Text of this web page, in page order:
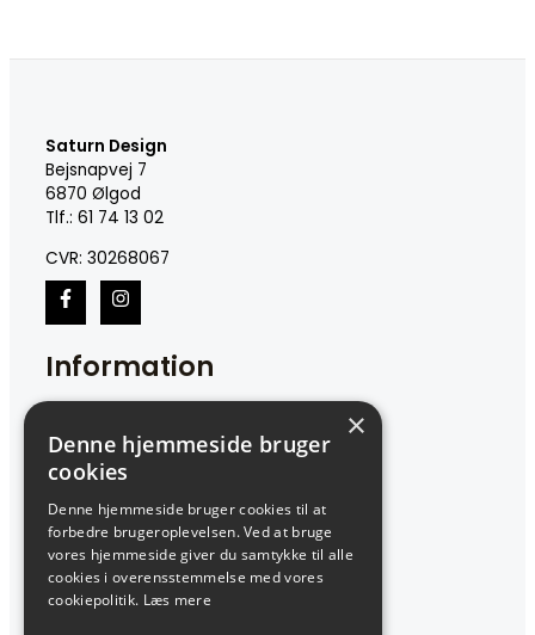
Saturn Design
Bejsnapvej 7
6870 Ølgod
Tlf.: 61 74 13 02
CVR: 30268067
Information
Ofte stillede spørgsmål
Butikken
Kundeservice
Cookie- og privatlivspolitik
×
Denne hjemmeside bruger
cookies
Denne hjemmeside bruger cookies til at
forbedre brugeroplevelsen. Ved at bruge
vores hjemmeside giver du samtykke til alle
cookies i overensstemmelse med vores
cookiepolitik. Læs mere